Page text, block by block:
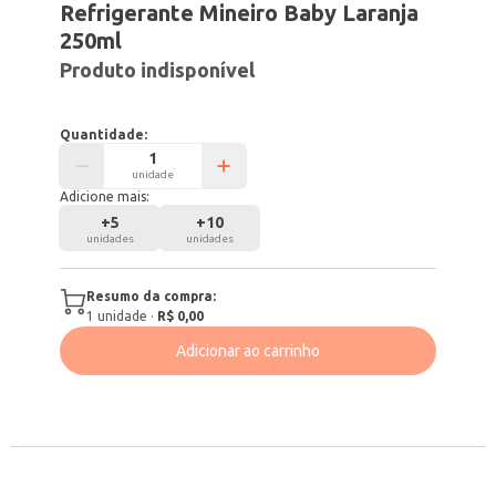
Refrigerante Mineiro Baby Laranja
250ml
Produto indisponível
Quantidade:
unidade
Adicione mais:
+5
unidades
+10
unidades
Resumo da compra:
1 unidade · R$ 0,00
Adicionar ao carrinho